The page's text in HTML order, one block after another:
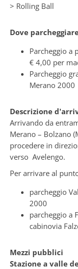
> Rolling Ball
Dove
Parcheggio a
€ 4,00 per
Parcheggio
Merano 2000
Descrizione
Arrivando da
Merano – Bolzano
procedere in
verso Avelengo.
Per arrivare al
parcheggio
2000
parcheggio a
cabinovia
Mezzi pubblici
Stazione a valle